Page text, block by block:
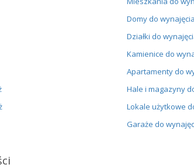
Domy do wynajęcia
Działki do
Kamienice do
Apartamenty do
Hale i magazyny
Lokale użytkowe
Garaże do